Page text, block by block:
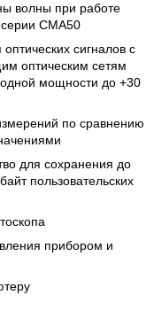
волны при работе
CMA50
сигналов с
оптическим сетям
мощности до +30
по сравнению
для сохранения до
пользовательских
прибором и